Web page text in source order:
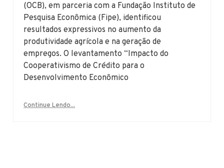
(OCB), em parceria com a Fundação Instituto de
Pesquisa Econômica (Fipe), identificou
resultados expressivos no aumento da
produtividade agrícola e na geração de
empregos. O levantamento “Impacto do
Cooperativismo de Crédito para o
Desenvolvimento Econômico
Continue Lendo...